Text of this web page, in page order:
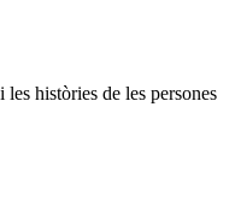
històries de les persones